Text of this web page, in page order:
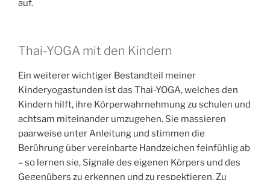
auf.
Thai-YOGA mit den Kindern
Ein weiterer wichtiger Bestandteil meiner
Kinderyogastunden ist das Thai-YOGA, welches den
Kindern hilft, ihre Körperwahrnehmung zu schulen und
achtsam miteinander umzugehen. Sie massieren
paarweise unter Anleitung und stimmen die
Berührung über vereinbarte Handzeichen feinfühlig ab
– so lernen sie, Signale des eigenen Körpers und des
Gegenübers zu erkennen und zu respektieren. Zu